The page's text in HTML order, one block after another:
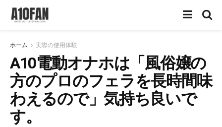
ホーム 実際の使用体験
A10電動オナホは「風俗嬢の
方のプロのフェラを長時間味
わえるので」気持ち良いで
す。